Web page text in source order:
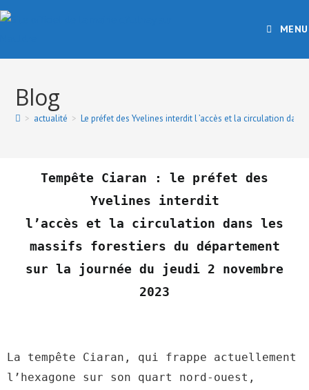
MENU
Blog
> actualité > Le préfet des Yvelines interdit l ’accès et la circulation
Tempête Ciaran : le préfet des
Yvelines interdit
l’accès et la circulation dans les
massifs forestiers du département
sur la journée du jeudi 2 novembre
2023
La tempête Ciaran, qui frappe actuellement
l’hexagone sur son quart nord-ouest,